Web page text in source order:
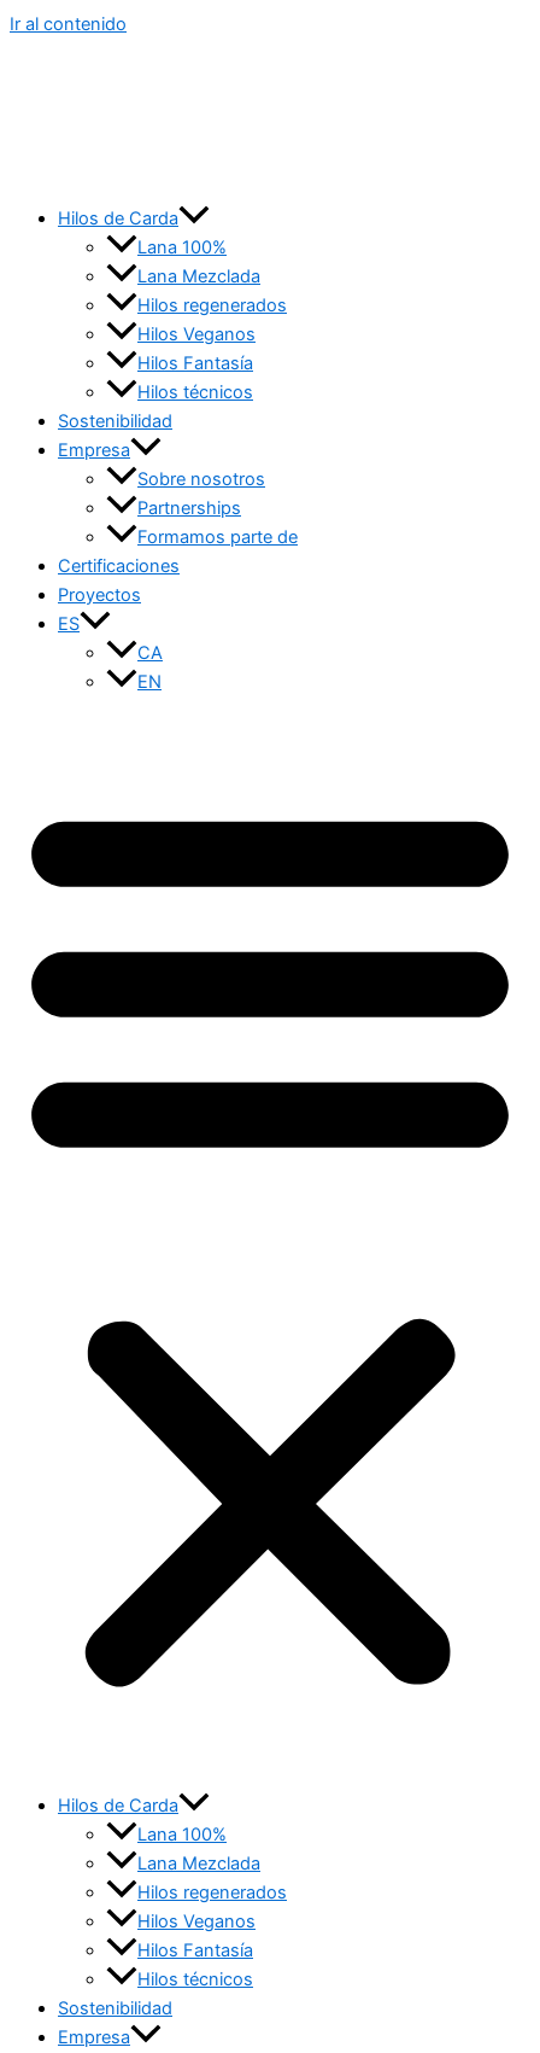
Ir al contenido
Hilos de Carda
Lana 100%
Lana Mezclada
Hilos regenerados
Hilos Veganos
Hilos Fantasía
Hilos técnicos
Sostenibilidad
Empresa
Sobre nosotros
Partnerships
Formamos parte de
Certificaciones
Proyectos
ES
CA
EN
Hilos de Carda
Lana 100%
Lana Mezclada
Hilos regenerados
Hilos Veganos
Hilos Fantasía
Hilos técnicos
Sostenibilidad
Empresa